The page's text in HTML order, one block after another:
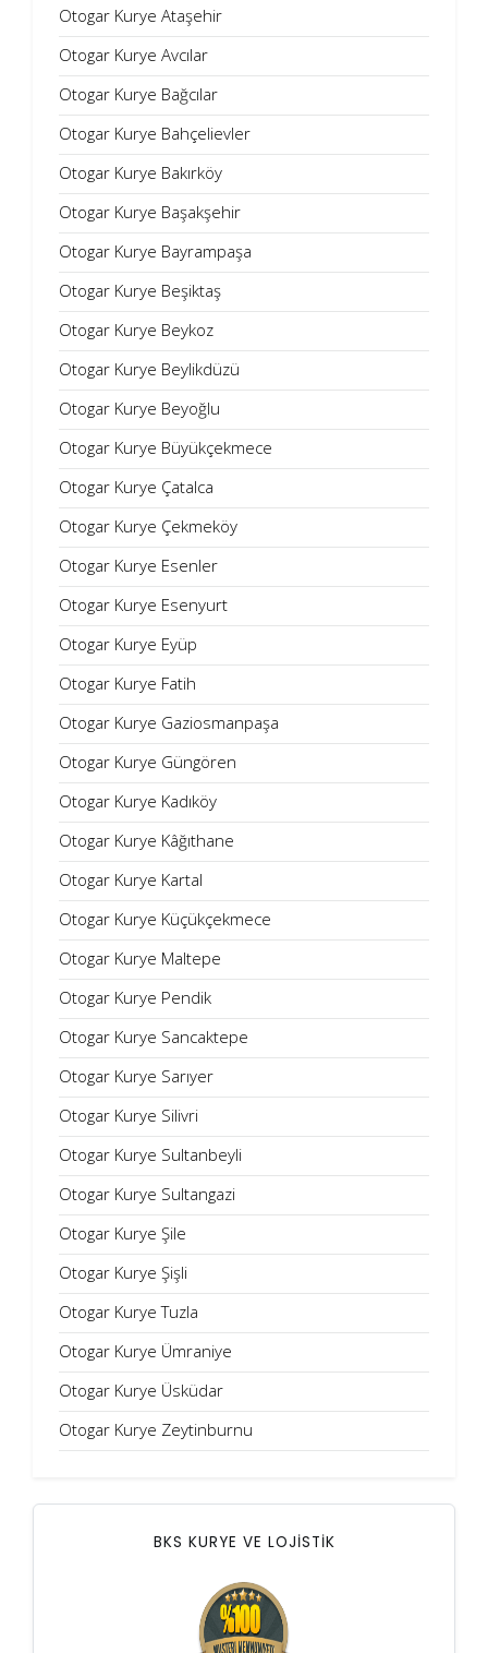
Otogar Kurye Ataşehir
Otogar Kurye Avcılar
Otogar Kurye Bağcılar
Otogar Kurye Bahçelievler
Otogar Kurye Bakırköy
Otogar Kurye Başakşehir
Otogar Kurye Bayrampaşa
Otogar Kurye Beşiktaş
Otogar Kurye Beykoz
Otogar Kurye Beylikdüzü
Otogar Kurye Beyoğlu
Otogar Kurye Büyükçekmece
Otogar Kurye Çatalca
Otogar Kurye Çekmeköy
Otogar Kurye Esenler
Otogar Kurye Esenyurt
Otogar Kurye Eyüp
Otogar Kurye Fatih
Otogar Kurye Gaziosmanpaşa
Otogar Kurye Güngören
Otogar Kurye Kadıköy
Otogar Kurye Kâğıthane
Otogar Kurye Kartal
Otogar Kurye Küçükçekmece
Otogar Kurye Maltepe
Otogar Kurye Pendik
Otogar Kurye Sancaktepe
Otogar Kurye Sarıyer
Otogar Kurye Silivri
Otogar Kurye Sultanbeyli
Otogar Kurye Sultangazi
Otogar Kurye Şile
Otogar Kurye Şişli
Otogar Kurye Tuzla
Otogar Kurye Ümraniye
Otogar Kurye Üsküdar
Otogar Kurye Zeytinburnu
BKS KURYE VE LOJİSTİK